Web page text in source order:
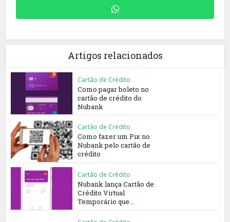
Artigos relacionados
Cartão de Crédito
Como pagar boleto no
cartão de crédito do
Nubank
Cartão de Crédito
Como fazer um Pix no
Nubank pelo cartão de
crédito
Cartão de Crédito
Nubank lança Cartão de
Crédito Virtual
Temporário que...